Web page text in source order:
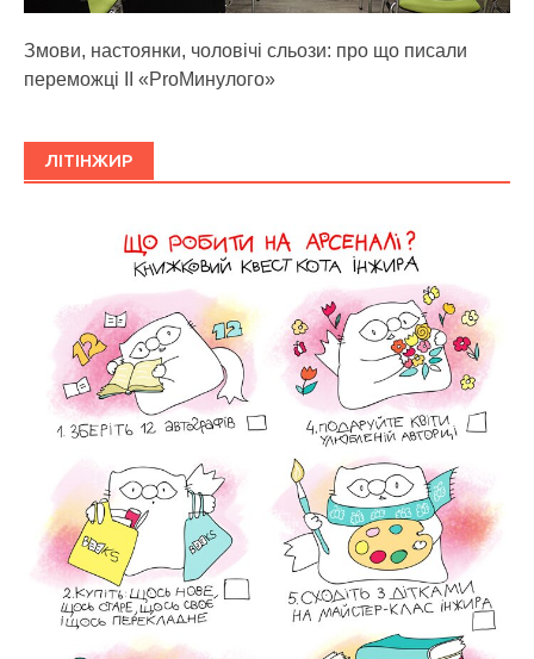
Змови, настоянки, чоловічі сльози: про що писали
переможці ІІ «ProМинулого»
ЛІТІНЖИР